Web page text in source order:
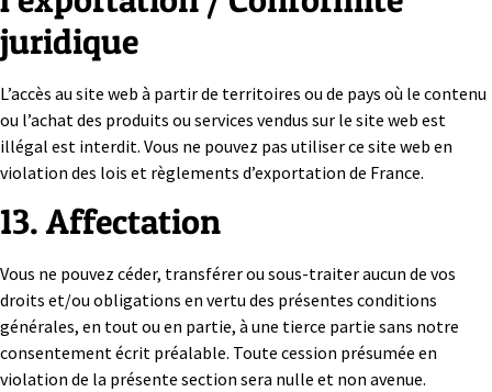
juridique
L’accès au site web à partir de territoires ou de pays où le contenu
ou l’achat des produits ou services vendus sur le site web est
illégal est interdit. Vous ne pouvez pas utiliser ce site web en
violation des lois et règlements d’exportation de France.
13. Affectation
Vous ne pouvez céder, transférer ou sous-traiter aucun de vos
droits et/ou obligations en vertu des présentes conditions
générales, en tout ou en partie, à une tierce partie sans notre
consentement écrit préalable. Toute cession présumée en
violation de la présente section sera nulle et non avenue.